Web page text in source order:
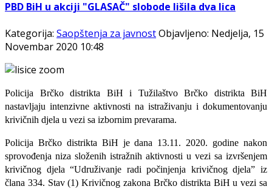
PBD BiH u akciji "GLASAČ" slobode lišila dva lica
Kategorija: Saopštenja za javnostObjavljeno: Nedjelja, 15
Novembar 2020 10:48
Policija Brčko distrikta BiH i Tužilaštvo Brčko distrikta BiH
nastavljaju intenzivne aktivnosti na istraživanju i dokumentovanju
krivičnih djela u vezi sa izbornim prevarama.
Policija Brčko distrikta BiH je dana 13.11. 2020. godine nakon
sprovođenja niza složenih istražnih aktivnosti u vezi sa izvršenjem
krivičnog djela “Udruživanje radi počinjenja krivičnog djela” iz
člana 334. Stav (1) Krivičnog zakona Brčko distrikta BiH u vezi sa